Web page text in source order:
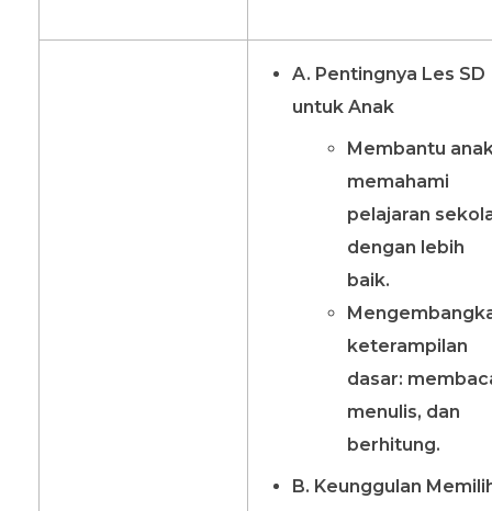
A. Pentingnya Les SD
untuk Anak
Membantu
memahami
pelajaran
dengan lebih
baik.
keterampilan
dasar:
menulis, dan
berhitung.
B. Keunggulan